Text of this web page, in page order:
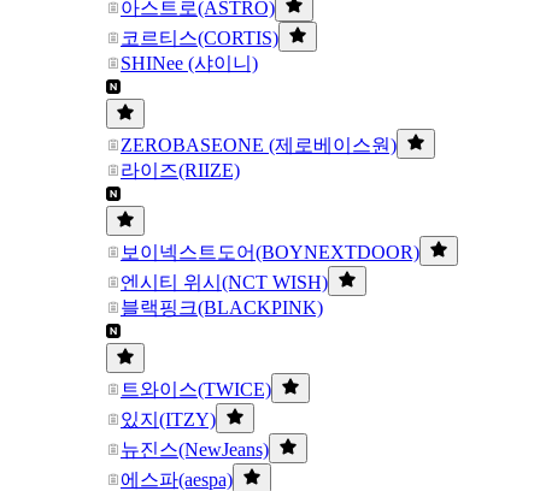
아스트로(ASTRO)
코르티스(CORTIS)
SHINee (샤이니)
ZEROBASEONE (제로베이스원)
라이즈(RIIZE)
보이넥스트도어(BOYNEXTDOOR)
엔시티 위시(NCT WISH)
블랙핑크(BLACKPINK)
트와이스(TWICE)
있지(ITZY)
뉴진스(NewJeans)
에스파(aespa)